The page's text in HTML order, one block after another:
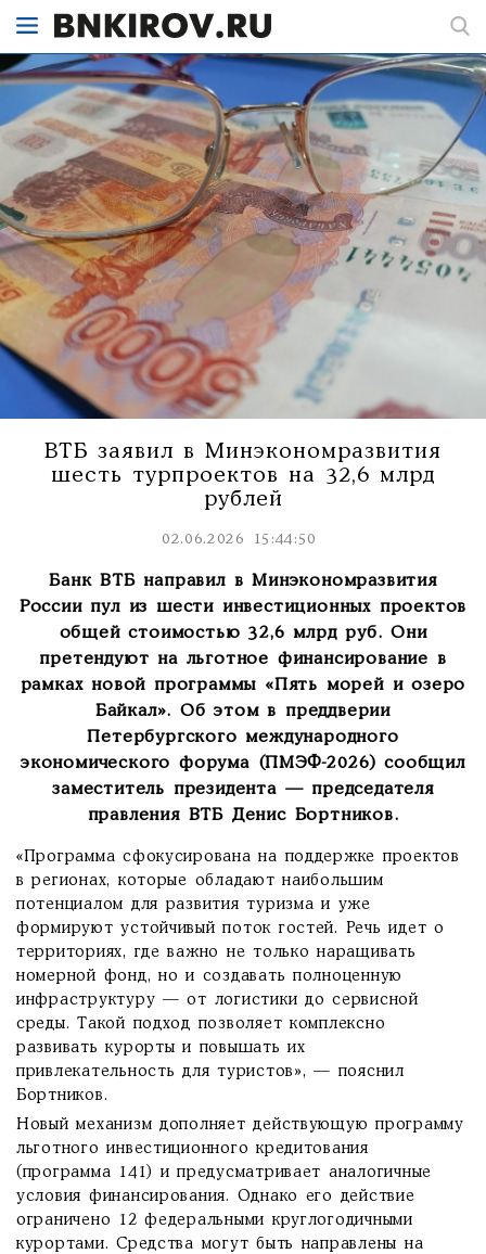
ВТБ заявил в Минэкономразвития
шесть турпроектов на 32,6 млрд
рублей
02.06.2026 15:44:50
Банк ВТБ направил в Минэкономразвития
России пул из шести инвестиционных проектов
общей стоимостью 32,6 млрд руб. Они
претендуют на льготное финансирование в
рамках новой программы «Пять морей и озеро
Байкал». Об этом в преддверии
Петербургского международного
экономического форума (ПМЭФ-2026) сообщил
заместитель президента — председателя
правления ВТБ Денис Бортников.
«Программа сфокусирована на поддержке проектов
в регионах, которые обладают наибольшим
потенциалом для развития туризма и уже
формируют устойчивый поток гостей. Речь идет о
территориях, где важно не только наращивать
номерной фонд, но и создавать полноценную
инфраструктуру — от логистики до сервисной
среды. Такой подход позволяет комплексно
развивать курорты и повышать их
привлекательность для туристов», — пояснил
Бортников.
Новый механизм дополняет действующую программу
льготного инвестиционного кредитования
(программа 141) и предусматривает аналогичные
условия финансирования. Однако его действие
ограничено 12 федеральными круглогодичными
курортами. Средства могут быть направлены на